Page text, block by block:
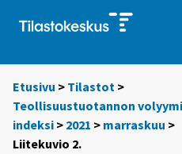
Etusivu > Tilastot >
Teollisuustuotannon
indeksi > 2021 > marraskuu >
Liitekuvio 2.